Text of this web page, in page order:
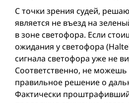
С точки зрения судей,
является не въезд на
в зоне светофора. Если
ожидания у светофора
сигнала светофора уже не
Соответственно, не можешь
правильноe решениe о
Фактически